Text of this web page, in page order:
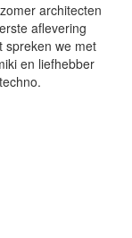
architecten
aflevering
spreken we met
en liefhebber